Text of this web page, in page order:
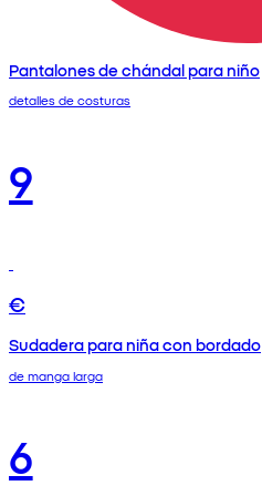
Pantalones de chándal para niño
detalles de costuras
9
€
Sudadera para niña con bordado
de manga larga
6